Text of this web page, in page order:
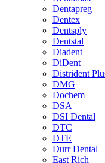
Dentapreg
Dentex
Dentsply
Dentstal
Diadent
DiDent
Distrident
DMG
Dochem
DSA
DSI Dental
DTC
DTE
Durr Dental
East Rich